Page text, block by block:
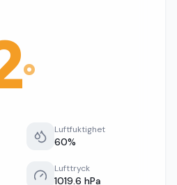
°
Luftfuktighet
60%
Lufttryck
1019.6 hPa